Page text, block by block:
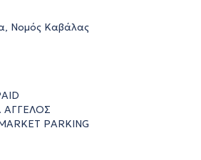
Νομός Καβάλας
ΑΓΓΕΛΟΣ
PARKING